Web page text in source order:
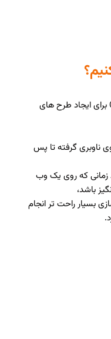
وردپرس یکی از بهترین پلتفرم های CMS برای ایجاد طرح های
ناوبری گرفته تا پس
که روی یک وب
بسیار راحت تر انجام